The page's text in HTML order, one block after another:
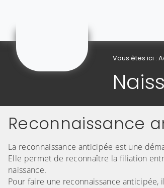
Vous êtes ici :
Reconnaissance
La reconnaissance anticipée est une
Elle permet de reconnaître la filiation
naissance.
Pour faire une reconnaissance